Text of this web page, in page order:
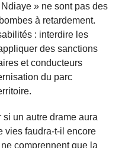
» ne sont pas des
à retardement.
: interdire les
des sanctions
et conducteurs
du parc
si un autre drame aura
vies faudra-t-il encore
comprennent que la